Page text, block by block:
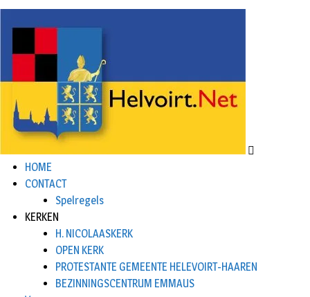
HOME
CONTACT
Spelregels
KERKEN
H. NICOLAASKERK
OPEN KERK
PROTESTANTE GEMEENTE HELEVOIRT-HAAREN
BEZINNINGSCENTRUM EMMAUS